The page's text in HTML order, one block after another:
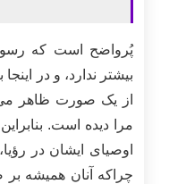
پُرواضح است که
بیشتر ندارد، و در
از یک صورت ظاهر
مرا دیده است.
اوصیای ایشان در
چراکه آنان همیشه